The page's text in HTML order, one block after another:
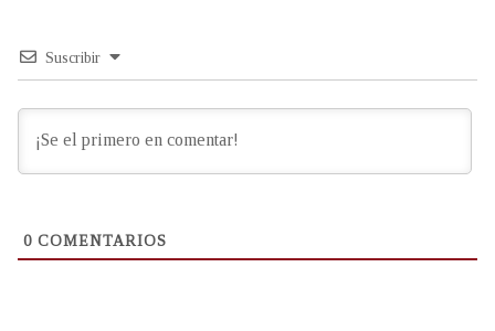
Suscribir
0 COMENTARIOS